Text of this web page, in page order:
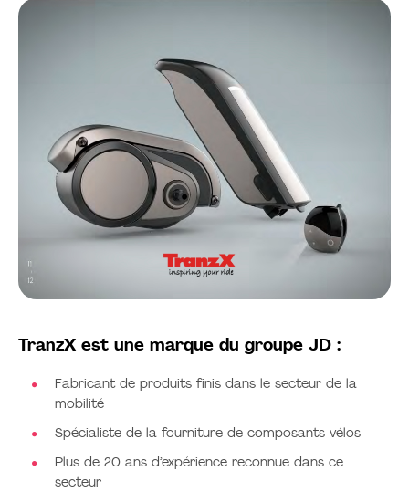
TranzX est une marque du groupe JD :
Fabricant de produits finis dans le secteur de la
mobilité
Spécialiste de la fourniture de composants vélos
Plus de 20 ans d’expérience reconnue dans ce
secteur